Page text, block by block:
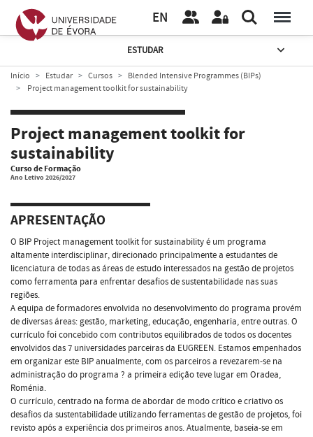
EN
ESTUDAR
Início Estudar Cursos
Blended Intensive Programmes (BIPs)
Project management toolkit for sustainability
Project management toolkit for
sustainability
Curso de Formação
Ano Letivo 2026/2027
APRESENTAÇÃO
O BIP Project management toolkit for sustainability é um programa
altamente interdisciplinar, direcionado principalmente a estudantes de
licenciatura de todas as áreas de estudo interessados na gestão de projetos
como ferramenta para enfrentar desafios de sustentabilidade nas suas
regiões.
A equipa de formadores envolvida no desenvolvimento do programa provém
de diversas áreas: gestão, marketing, educação, engenharia, entre outras. O
currículo foi concebido com contributos equilibrados de todos os docentes
envolvidos das 7 universidades parceiras da EUGREEN. Estamos empenhados
em organizar este BIP anualmente, com os parceiros a revezarem-se na
administração do programa ? a primeira edição teve lugar em Oradea,
Roménia.
O currículo, centrado na forma de abordar de modo crítico e criativo os
desafios da sustentabilidade utilizando ferramentas de gestão de projetos, foi
revisto após a experiência dos primeiros anos. Atualmente, baseia-se em